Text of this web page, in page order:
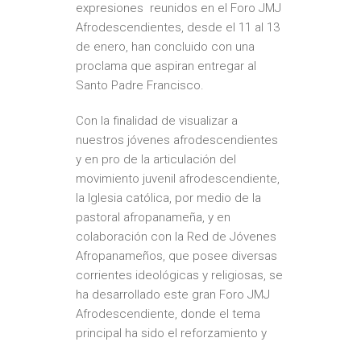
expresiones reunidos en el Foro JMJ
Afrodescendientes, desde el 11 al 13
de enero, han concluido con una
proclama que aspiran entregar al
Santo Padre Francisco.
Con la finalidad de visualizar a
nuestros jóvenes afrodescendientes
y en pro de la articulación del
movimiento juvenil afrodescendiente,
la Iglesia católica, por medio de la
pastoral afropanameña, y en
colaboración con la Red de Jóvenes
Afropanameños, que posee diversas
corrientes ideológicas y religiosas, se
ha desarrollado este gran Foro JMJ
Afrodescendiente, donde el tema
principal ha sido el reforzamiento y